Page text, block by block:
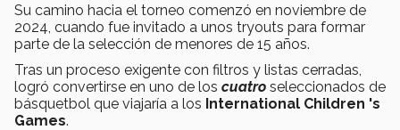
Su camino hacia el torneo comenzó en noviembre de
2024, cuando fue invitado a unos tryouts para formar
parte de la selección de menores de 15 años.
Tras un proceso exigente con filtros y listas cerradas,
logró convertirse en uno de los cuatro seleccionados de
básquetbol que viajaría a los International Children 's
Games.